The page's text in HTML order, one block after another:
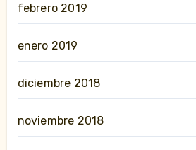
febrero 2019
enero 2019
diciembre 2018
noviembre 2018